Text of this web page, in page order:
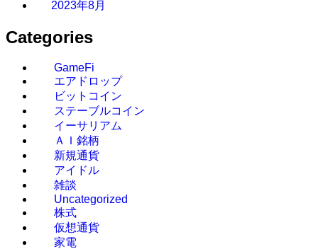
2023年8月
Categories
GameFi
エアドロップ
ビットコイン
ステーブルコイン
イーサリアム
ＡＩ銘柄
新規通貨
アイドル
雑談
Uncategorized
株式
仮想通貨
家電